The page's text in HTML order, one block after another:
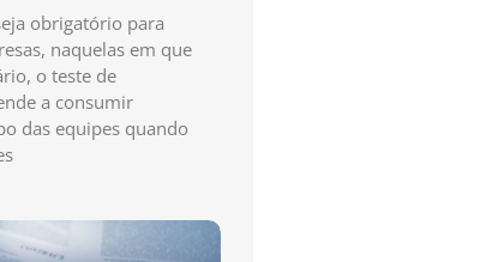
obrigatório para
naquelas em que
o teste de
a consumir
das equipes quando